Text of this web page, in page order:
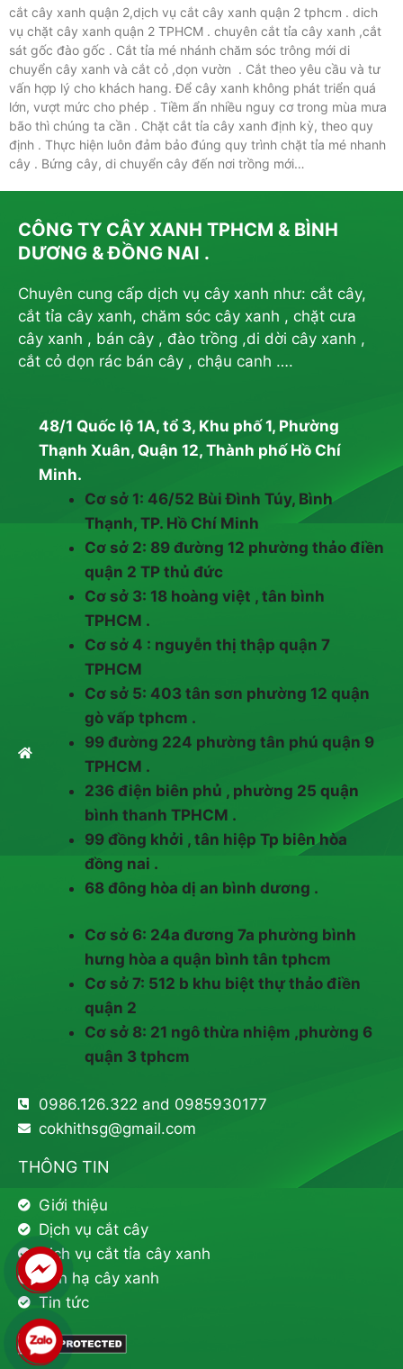
cắt cây xanh quận 2,dịch vụ cắt cây xanh quận 2 tphcm . dich
vụ chặt cây xanh quận 2 TPHCM . chuyên cắt tỉa cây xanh ,cắt
sát gốc đào gốc . Cắt tỉa mé nhánh chăm sóc trông mới di
chuyển cây xanh và cắt cỏ ,dọn vườn . Cắt theo yêu cầu và tư
vấn hợp lý cho khách hang. Để cây xanh không phát triển quá
lớn, vượt mức cho phép . Tiềm ẩn nhiều nguy cơ trong mùa mưa
bão thì chúng ta cần . Chặt cắt tỉa cây xanh định kỳ, theo quy
định . Thực hiện luôn đảm bảo đúng quy trình chặt tỉa mé nhanh
cây . Bứng cây, di chuyển cây đến nơi trồng mới…
CÔNG TY CÂY XANH TPHCM & BÌNH
DƯƠNG & ĐỒNG NAI .
Chuyên cung cấp dịch vụ cây xanh như: cắt cây,
cắt tỉa cây xanh, chăm sóc cây xanh , chặt cưa
cây xanh , bán cây , đào trồng ,di dời cây xanh ,
cắt cỏ dọn rác bán cây , chậu canh ….
48/1 Quốc lộ 1A, tổ 3, Khu phố 1, Phường
Thạnh Xuân, Quận 12, Thành phố Hồ Chí
Minh.
Cơ sở 1: 46/52 Bùi Đình Túy, Bình
Thạnh, TP. Hồ Chí Minh
Cơ sở 2: 89 đường 12 phường thảo điền
quận 2 TP thủ đức
Cơ sở 3: 18 hoàng việt , tân bình
TPHCM .
Cơ sở 4 : nguyễn thị thập quận 7
TPHCM
Cơ sở 5: 403 tân sơn phường 12 quận
gò vấp tphcm .
99 đường 224 phường tân phú quận 9
TPHCM .
236 điện biên phủ , phường 25 quận
bình thanh TPHCM .
99 đồng khởi , tân hiệp Tp biên hòa
đồng nai .
68 đông hòa dị an bình dương .
Cơ sở 6: 24a đương 7a phường bình
hưng hòa a quận bình tân tphcm
Cơ sở 7: 512 b khu biệt thự thảo điền
quận 2
Cơ sở 8: 21 ngô thừa nhiệm ,phường 6
quận 3 tphcm
0986.126.322 and 0985930177
cokhithsg@gmail.com
THÔNG TIN
Giới thiệu
Dịch vụ cắt cây
Dịch vụ cắt tỉa cây xanh
Đốn hạ cây xanh
Tin tức